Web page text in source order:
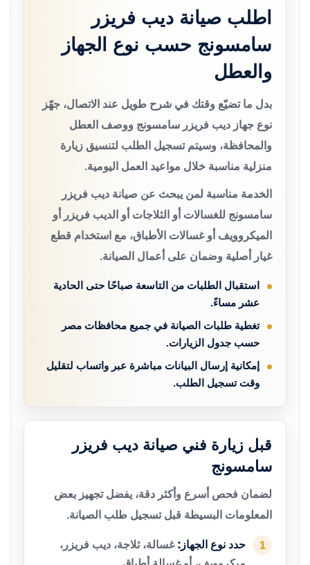
اطلب صيانة ديب فريزر
سامسونج حسب نوع الجهاز
والعطل
بدل ما تضيّع وقتك في شرح طويل عند الاتصال، جهّز
نوع جهاز ديب فريزر سامسونج ووصف العطل
والمحافظة، وسيتم تسجيل الطلب لتنسيق زيارة
منزلية مناسبة خلال مواعيد العمل اليومية.
الخدمة مناسبة لمن يبحث عن صيانة ديب فريزر
سامسونج للغسالات أو الثلاجات أو الديب فريزر أو
الميكروويف أو غسالات الأطباق، مع استخدام قطع
غيار أصلية وضمان على أعمال الصيانة.
استقبال الطلبات من التاسعة صباحًا حتى الحادية
عشر مساءً.
تغطية طلبات الصيانة في جميع محافظات مصر
حسب جدول الزيارات.
إمكانية إرسال البيانات مباشرة عبر واتساب لتقليل
وقت تسجيل الطلب.
قبل زيارة فني صيانة ديب فريزر
سامسونج
لضمان فحص أسرع وأكثر دقة، يفضل تجهيز بعض
المعلومات البسيطة قبل تسجيل طلب الصيانة.
1 حدد نوع الجهاز: غسالة، ثلاجة، ديب فريزر،